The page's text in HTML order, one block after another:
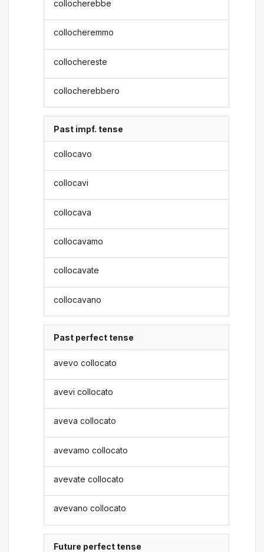
collocherebbe
collocheremmo
collochereste
collocherebbero
Past impf. tense
collocavo
collocavi
collocava
collocavamo
collocavate
collocavano
Past perfect tense
avevo collocato
avevi collocato
aveva collocato
avevamo collocato
avevate collocato
avevano collocato
Future perfect tense